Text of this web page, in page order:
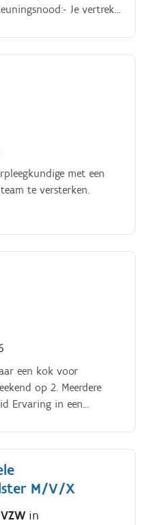
Je vertrekt
mensen en diensten in
Je werkt nauw
van de cliënt, de
van hun dagelijks
leefomgeving. Samen
vertrekkend vanuit een
en een
met een
te versterken.
een kok voor
op 2. Meerdere
Ervaring in een
voor onze
van het
M/V/X
in